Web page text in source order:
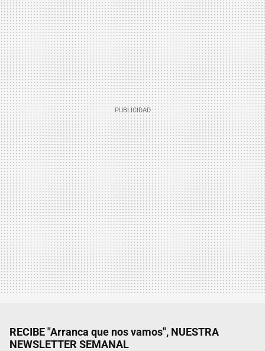
RECIBE "Arranca que nos vamos", NUESTRA
NEWSLETTER SEMANAL